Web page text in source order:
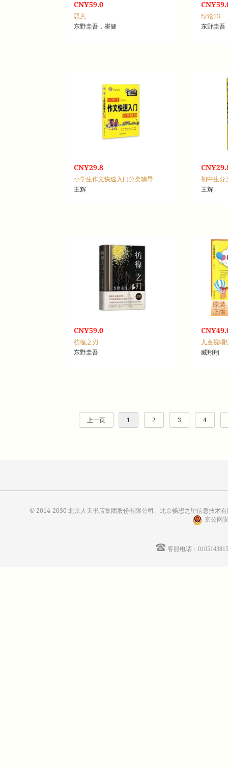
CNY59.0
恶意
东野圭吾，崔健
悖论13
东野圭吾
CNY29.8
小学生作文快速入门分类辅导
王辉
初中生分
王辉
CNY59.0
彷徨之刃
东野圭吾
儿童视唱
臧翔翔
上一页 1 2 3 4
© 2014-2030 北京人天书店集团股份有限公司、北京畅想之星信息技术
京公网
客服电话：